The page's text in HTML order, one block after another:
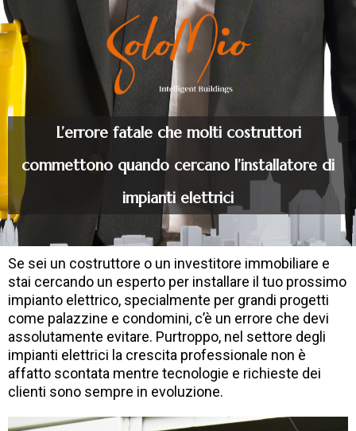
L’errore fatale che molti costruttori
commettono quando cercano l’installatore di
impianti elettrici
Se sei un costruttore o un investitore immobiliare e
stai cercando un esperto per installare il tuo prossimo
impianto elettrico, specialmente per grandi progetti
come palazzine e condomini, c’è un errore che devi
assolutamente evitare. Purtroppo, nel settore degli
impianti elettrici la crescita professionale non è
affatto scontata mentre tecnologie e richieste dei
clienti sono sempre in evoluzione.